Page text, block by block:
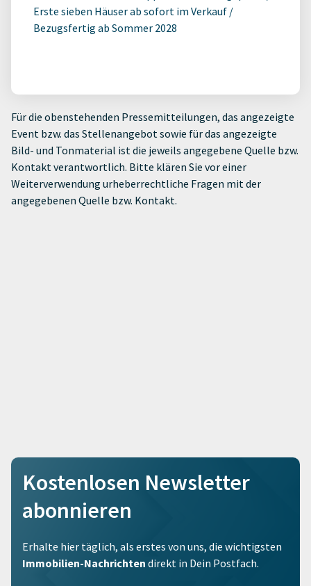
Erste sieben Häuser ab sofort im Verkauf /
Bezugsfertig ab Sommer 2028
Für die obenstehenden Pressemitteilungen, das angezeigte
Event bzw. das Stellenangebot sowie für das angezeigte
Bild- und Tonmaterial ist die jeweils angegebene Quelle bzw.
Kontakt verantwortlich. Bitte klären Sie vor einer
Weiterverwendung urheberrechtliche Fragen mit der
angegebenen Quelle bzw. Kontakt.
Kostenlosen Newsletter
abonnieren
Erhalte hier täglich, als erstes von uns, die wichtigsten
Immobilien-Nachrichten direkt in Dein Postfach.